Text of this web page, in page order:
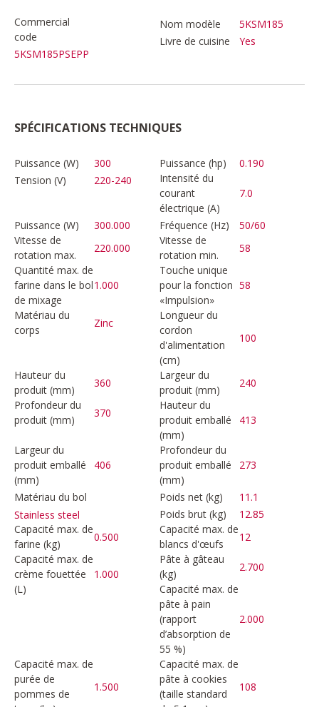
Commercial
code
5KSM185PSEPP
Nom modèle
5KSM185
Livre de cuisine
Yes
SPÉCIFICATIONS TECHNIQUES
Puissance (W) 300 Puissance (hp)
0.190
Tension (V)
220-240
Intensité du
courant
électrique (A)
7.0
Puissance (W) 300.000 Fréquence (Hz)
50/60
Vitesse de
rotation max.
220.000
Vitesse de
rotation min.
58
Quantité max. de
farine dans le bol
de mixage
1.000
Touche unique
pour la fonction
«Impulsion»
58
Matériau du
corps
Zinc
Longueur du
cordon
d'alimentation
(cm)
100
Hauteur du
produit (mm)
360
Largeur du
produit (mm)
240
Profondeur du
produit (mm)
370
Hauteur du
produit emballé
(mm)
413
Largeur du
produit emballé
(mm)
406
Profondeur du
produit emballé
(mm)
273
Matériau du bol
Stainless steel
Poids net (kg)
11.1
Poids brut (kg)
12.85
Capacité max. de
farine (kg)
0.500
Capacité max. de
blancs d'œufs
12
Capacité max. de
crème fouettée
(L)
1.000
Pâte à gâteau
(kg)
2.700
Capacité max. de
pâte à pain
(rapport
d’absorption de
55 %)
2.000
Capacité max. de
purée de
pommes de
1.500
Capacité max. de
pâte à cookies
(taille standard
108